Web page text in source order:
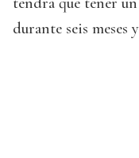
durante seis